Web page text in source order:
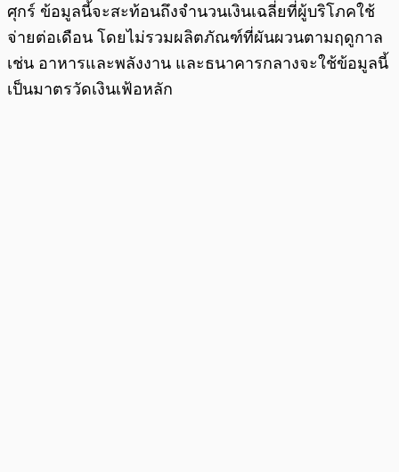
ศุกร์ ข้อมูลนี้จะสะท้อนถึงจำนวนเงินเฉลี่ยที่ผู้บริโภคใช้
จ่ายต่อเดือน โดยไม่รวมผลิตภัณฑ์ที่ผันผวนตามฤดูกาล
เช่น อาหารและพลังงาน และธนาคารกลางจะใช้ข้อมูลนี้
เป็นมาตรวัดเงินเฟ้อหลัก